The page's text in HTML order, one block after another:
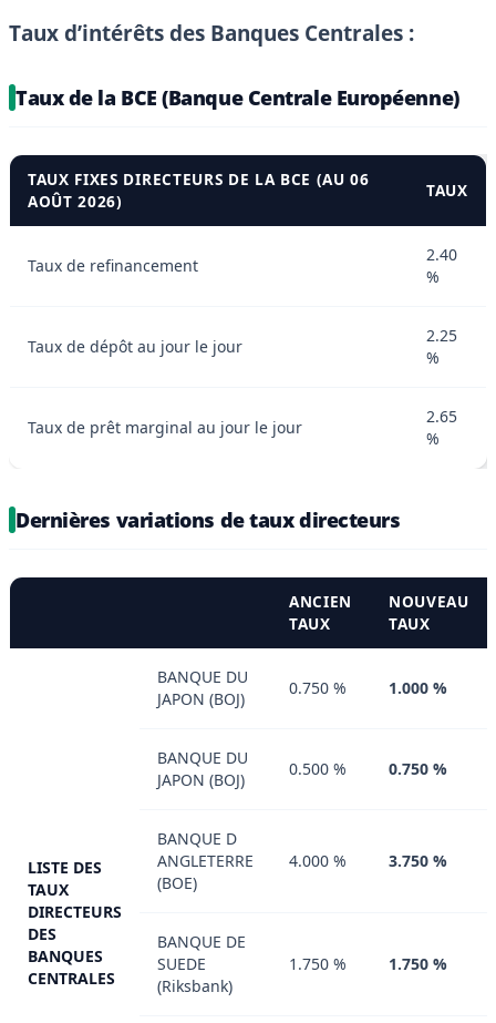
Taux d’intérêts des Banques Centrales :
Taux de la BCE (Banque Centrale Européenne)
TAUX FIXES DIRECTEURS DE LA BCE (AU 06
AOÛT 2026)
TAUX
Taux de refinancement
2.40
%
Taux de dépôt au jour le jour
2.25
%
Taux de prêt marginal au jour le jour
2.65
%
Dernières variations de taux directeurs
ANCIEN
TAUX
NOUVEAU
TAUX
LISTE DES
TAUX
DIRECTEURS
DES
BANQUES
CENTRALES
BANQUE DU
JAPON (BOJ)
0.750 % 1.000 %
BANQUE DU
JAPON (BOJ)
0.500 % 0.750 %
BANQUE D
ANGLETERRE
(BOE)
4.000 % 3.750 %
BANQUE DE
SUEDE
(Riksbank)
1.750 % 1.750 %